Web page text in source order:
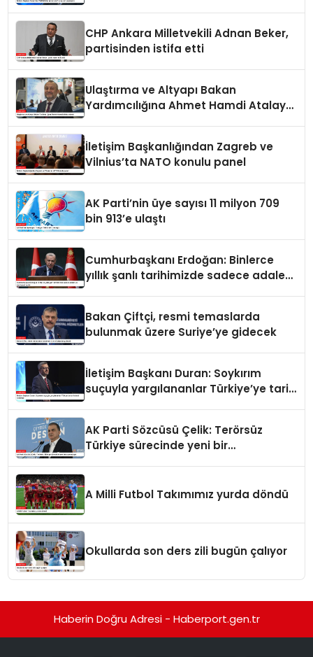
CHP Ankara Milletvekili Adnan Beker,
partisinden istifa etti
Ulaştırma ve Altyapı Bakan
Yardımcılığına Ahmet Hamdi Atalay
İletişim Başkanlığından Zagreb ve
Vilnius’ta NATO konulu panel
AK Parti’nin üye sayısı 11 milyon 709
bin 913’e ulaştı
Cumhurbaşkanı Erdoğan: Binlerce
yıllık şanlı tarihimizde sadece adalet
Bakan Çiftçi, resmi temaslarda
bulunmak üzere Suriye’ye gidecek
İletişim Başkanı Duran: Soykırım
suçuyla yargılananlar Türkiye’ye tarih
AK Parti Sözcüsü Çelik: Terörsüz
Türkiye sürecinde yeni bir
A Milli Futbol Takımımız yurda döndü
Okullarda son ders zili bugün çalıyor
Haberin Doğru Adresi - Haberport.gen.tr